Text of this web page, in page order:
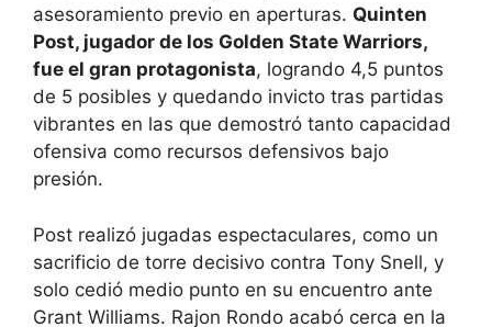
asesoramiento previo en aperturas. Quinten
Post, jugador de los Golden State Warriors,
fue el gran protagonista, logrando 4,5 puntos
de 5 posibles y quedando invicto tras partidas
vibrantes en las que demostró tanto capacidad
ofensiva como recursos defensivos bajo
presión.
Post realizó jugadas espectaculares, como un
sacrificio de torre decisivo contra Tony Snell, y
solo cedió medio punto en su encuentro ante
Grant Williams. Rajon Rondo acabó cerca en la